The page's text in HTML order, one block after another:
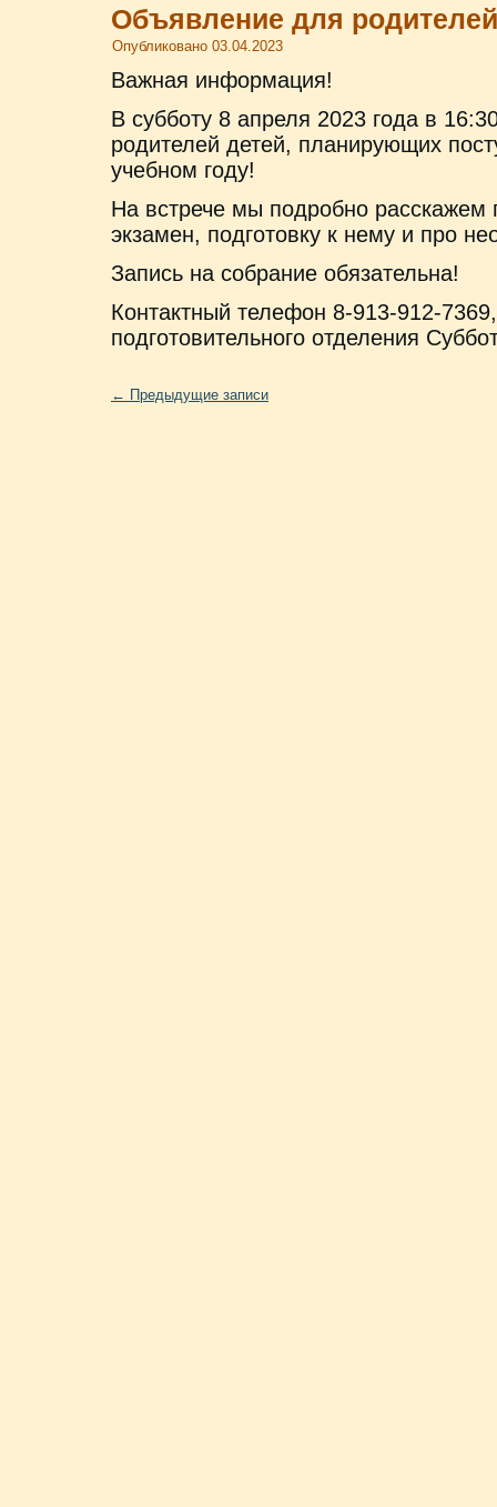
Объявление для
Опубликовано 03.04.2023
Важная информация!
В субботу 8 апреля 2023 года в
родителей детей, планирующих
учебном году!
На встрече мы подробно расскажем
экзамен, подготовку к нему и про
Запись на собрание обязательна!
Контактный телефон 8-913-912-
подготовительного отделения
← Предыдущие записи